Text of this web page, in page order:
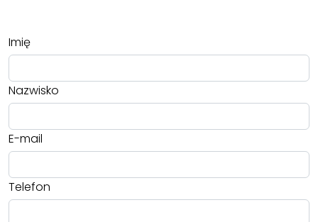
Imię
Nazwisko
E-mail
Telefon